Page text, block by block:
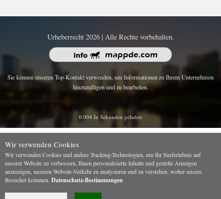
Urheberrecht 2026 | Alle Rechte vorbehalten.
Sie können unseren Top-Kontakt verwenden, um Informationen zu Ihrem Unternehmen
hinzuzufügen und zu bearbeiten.
0.004 In Sekunden geladen
Wir verwenden Cookies
Wir verwenden Cookies und andere Tracking-Technologien, um Ihr Surferlebnis auf
unserer Website zu verbessern, Ihnen personalisierte Inhalte und gezielte Anzeigen
anzuzeigen, unseren Website-Verkehr zu analysieren und zu verstehen, woher unsere
Besucher kommen. Datenschutz-Bestimmungen